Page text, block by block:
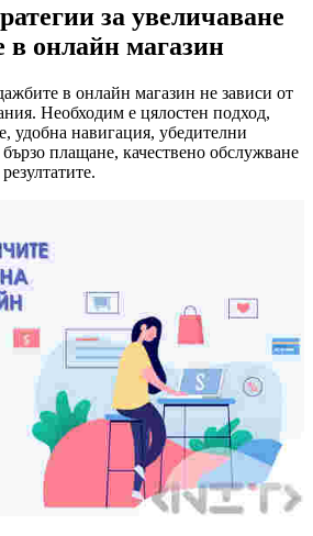
за увеличаване
в онлайн магазин
в онлайн магазин не зависи от
Необходим е цялостен подход,
удобна навигация, убедителни
плащане, качествено обслужване